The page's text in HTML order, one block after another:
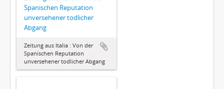
Spanischen Reputation
unversehener todlicher
Abgang
Zeitung aus Italia : Von der
Spanischen Reputation
unversehener todlicher Abgang